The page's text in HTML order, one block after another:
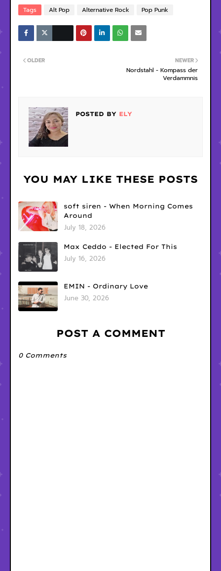
Tags Alt Pop Alternative Rock Pop Punk
NEWER
Nordstahl - Kompass der
Verdammnis
OLDER
POSTED BY ELY
YOU MAY LIKE THESE POSTS
soft siren - When Morning Comes
Around
July 18, 2026
Max Ceddo - Elected For This
July 16, 2026
EMIN - Ordinary Love
June 30, 2026
POST A COMMENT
0 Comments